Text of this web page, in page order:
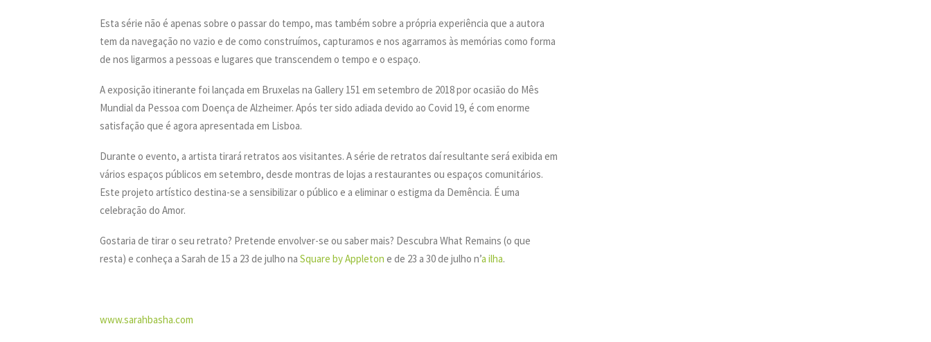
Esta série não é apenas sobre o passar do tempo, mas também sobre a própria experiência que a autora
tem da navegação no vazio e de como construímos, capturamos e nos agarramos às memórias como forma
de nos ligarmos a pessoas e lugares que transcendem o tempo e o espaço.
A exposição itinerante foi lançada em Bruxelas na Gallery 151 em setembro de 2018 por ocasião do Mês
Mundial da Pessoa com Doença de Alzheimer. Após ter sido adiada devido ao Covid 19, é com enorme
satisfação que é agora apresentada em Lisboa.
Durante o evento, a artista tirará retratos aos visitantes. A série de retratos daí resultante será exibida em
vários espaços públicos em setembro, desde montras de lojas a restaurantes ou espaços comunitários.
Este projeto artístico destina-se a sensibilizar o público e a eliminar o estigma da Demência. É uma
celebração do Amor.
Gostaria de tirar o seu retrato? Pretende envolver-se ou saber mais? Descubra What Remains (o que
resta) e conheça a Sarah de 15 a 23 de julho na Square by Appleton e de 23 a 30 de julho n’a ilha.
www.sarahbasha.com